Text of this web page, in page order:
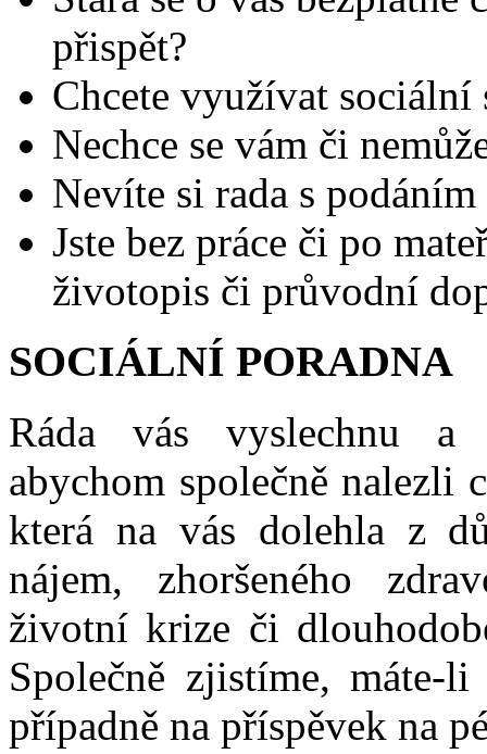
přispět?
Chcete využívat sociální
Nechce se vám či
Nevíte si rada s podáním
Jste bez práce či po
životopis či průvodní
SOCIÁLNÍ PORADNA
Ráda vás vyslechnu a
abychom společně nalezli
která na vás dolehla z
nájem, zhoršeného
životní krize či
Společně zjistíme, máte-
případně na příspěvek na